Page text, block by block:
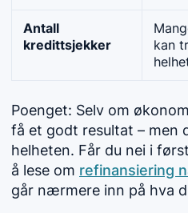
Antall
kredittsjekker
kan
Poenget: Selv om
få et godt resultat – men
helheten. Får du nei i
å lese om refinansiering
går nærmere inn på hva